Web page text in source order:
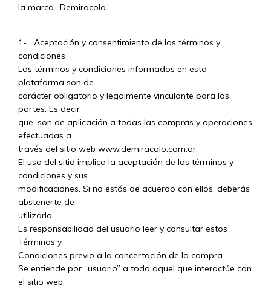
la marca “Demiracolo”.
1- Aceptación y consentimiento de los términos y
condiciones
Los términos y condiciones informados en esta
plataforma son de
carácter obligatorio y legalmente vinculante para las
partes. Es decir
que, son de aplicación a todas las compras y operaciones
efectuadas a
través del sitio web www.demiracolo.com.ar.
El uso del sitio implica la aceptación de los términos y
condiciones y sus
modificaciones. Si no estás de acuerdo con ellos, deberás
abstenerte de
utilizarlo.
Es responsabilidad del usuario leer y consultar estos
Términos y
Condiciones previo a la concertación de la compra.
Se entiende por “usuario” a todo aquel que interactúe con
el sitio web,